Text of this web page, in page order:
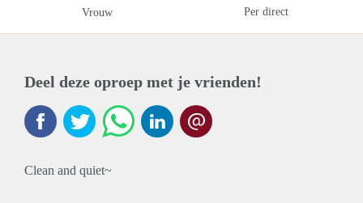
Vrouw Per direct
Deel deze oproep met je vrienden!
Clean and quiet~